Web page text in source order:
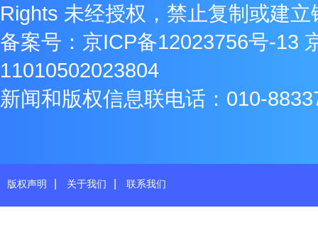
Rights 未经授权，禁止复制或建立
备案号： 京ICP备12023756号-13
11010502023804
新闻和版权信息联电话：010-
版权声明 关于我们 联系我们